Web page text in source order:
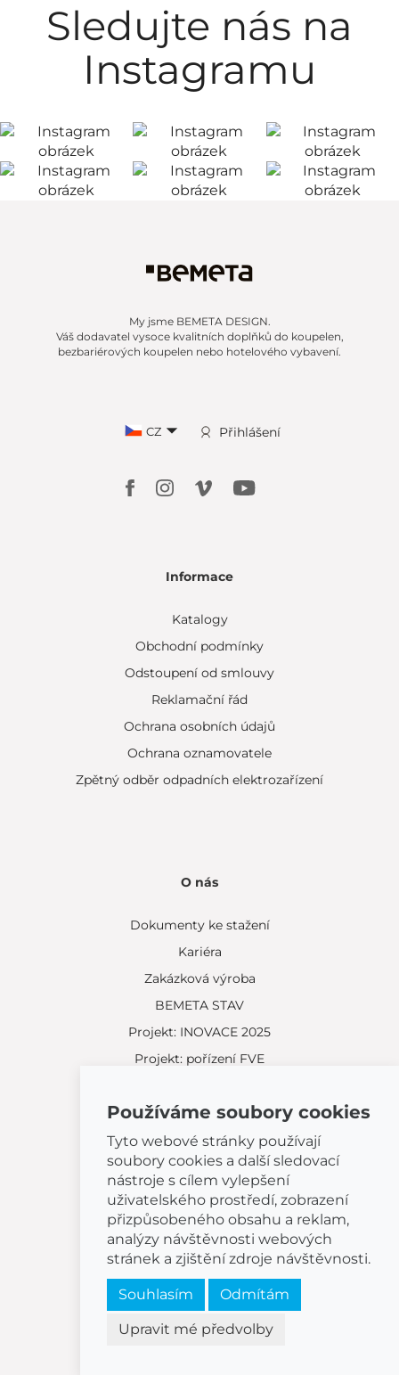
Sledujte nás na
Instagramu
My jsme BEMETA DESIGN.
Váš dodavatel vysoce kvalitních doplňků do koupelen,
bezbariérových koupelen nebo hotelového vybavení.
CZ Přihlášení
Informace
Katalogy
Obchodní podmínky
Odstoupení od smlouvy
Reklamační řád
Ochrana osobních údajů
Ochrana oznamovatele
Zpětný odběr odpadních elektrozařízení
O nás
Dokumenty ke stažení
Kariéra
Zakázková výroba
BEMETA STAV
Projekt: INOVACE 2025
Projekt: pořízení FVE
Kontakt
Žatčany 28
664 53 Žatčany
(+420) 544 224 338
info@bemeta.cz
Další možnosti nákupu:
Nebo volejte (+420) 544 224 338
Používáme soubory cookies
Tyto webové stránky používají
soubory cookies a další sledovací
nástroje s cílem vylepšení
uživatelského prostředí, zobrazení
přizpůsobeného obsahu a reklam,
analýzy návštěvnosti webových
stránek a zjištění zdroje návštěvnosti.
Souhlasím Odmítám
Upravit mé předvolby